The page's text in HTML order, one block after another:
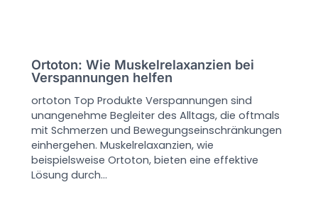
Ortoton: Wie Muskelrelaxanzien bei
Verspannungen helfen
ortoton Top Produkte Verspannungen sind
unangenehme Begleiter des Alltags, die oftmals
mit Schmerzen und Bewegungseinschränkungen
einhergehen. Muskelrelaxanzien, wie
beispielsweise Ortoton, bieten eine effektive
Lösung durch…